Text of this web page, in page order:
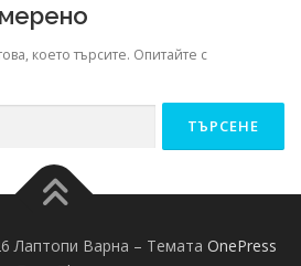
което търсите. Опитайте с
Лаптопи Варна – Темата OnePress